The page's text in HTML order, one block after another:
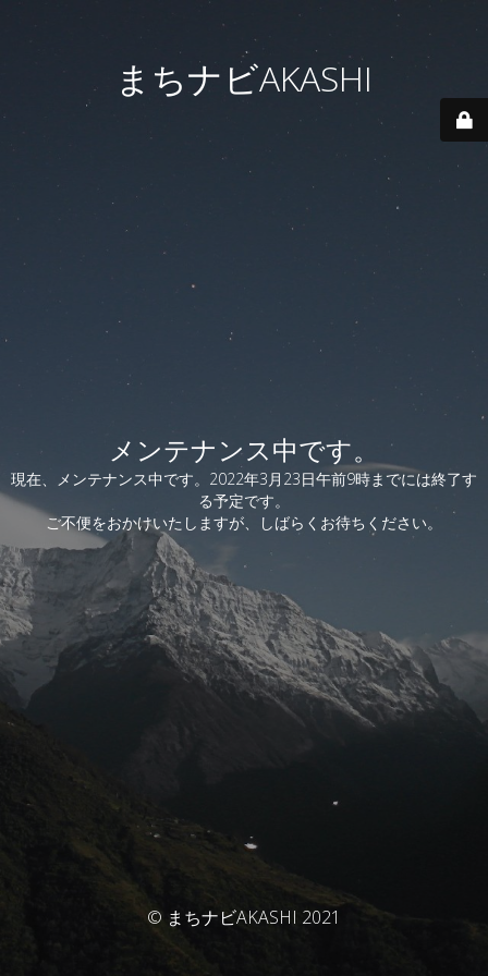
まちナビAKASHI
メンテナンス中です。
現在、メンテナンス中です。2022年3月23日午前9時までには終了す
る予定です。
ご不便をおかけいたしますが、しばらくお待ちください。
© まちナビAKASHI 2021